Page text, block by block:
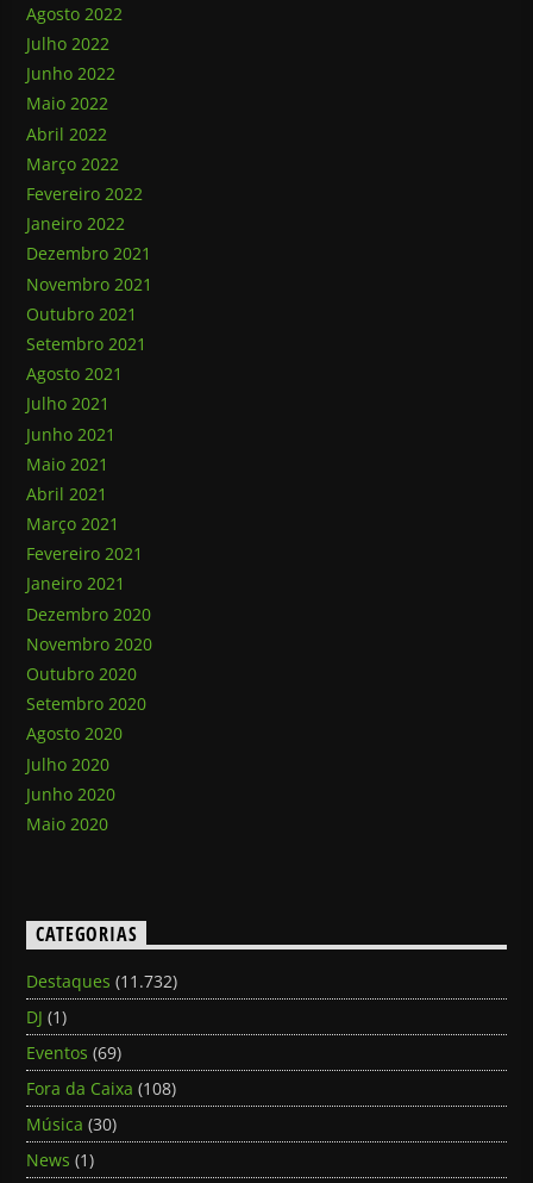
Agosto 2022
Julho 2022
Junho 2022
Maio 2022
Abril 2022
Março 2022
Fevereiro 2022
Janeiro 2022
Dezembro 2021
Novembro 2021
Outubro 2021
Setembro 2021
Agosto 2021
Julho 2021
Junho 2021
Maio 2021
Abril 2021
Março 2021
Fevereiro 2021
Janeiro 2021
Dezembro 2020
Novembro 2020
Outubro 2020
Setembro 2020
Agosto 2020
Julho 2020
Junho 2020
Maio 2020
CATEGORIAS
Destaques (11.732)
DJ (1)
Eventos (69)
Fora da Caixa (108)
Música (30)
News (1)